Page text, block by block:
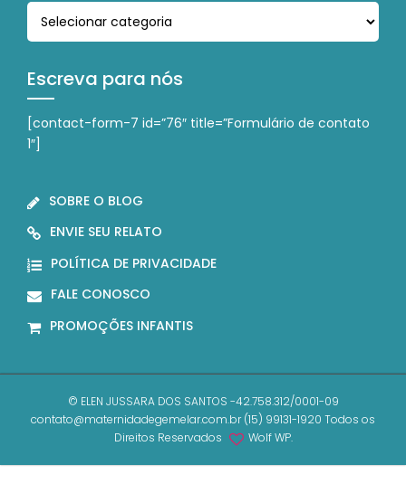
Navegue nas categorias
Escreva para nós
[contact-form-7 id=”76″ title=”Formulário de contato
1″]
SOBRE O BLOG
ENVIE SEU RELATO
POLÍTICA DE PRIVACIDADE
FALE CONOSCO
PROMOÇÕES INFANTIS
© ELEN JUSSARA DOS SANTOS -42.758.312/0001-09
contato@maternidadegemelar.com.br (15) 99131-1920 Todos os
Direitos Reservados
Wolf WP.